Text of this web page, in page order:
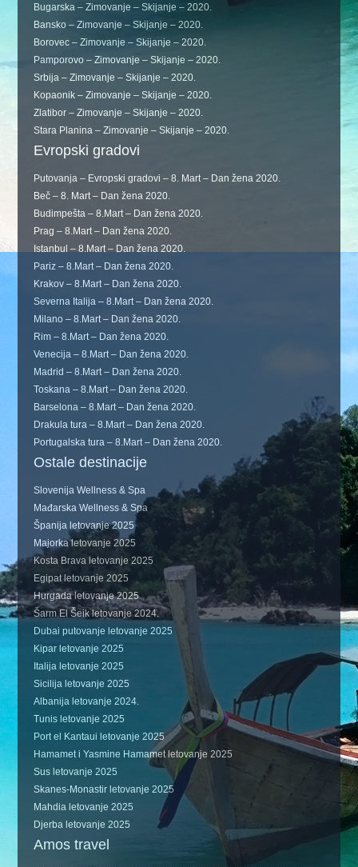
Bugarska – Zimovanje – Skijanje – 2020.
Bansko – Zimovanje – Skijanje – 2020.
Borovec – Zimovanje – Skijanje – 2020.
Pamporovo – Zimovanje – Skijanje – 2020.
Srbija – Zimovanje – Skijanje – 2020.
Kopaonik – Zimovanje – Skijanje – 2020.
Zlatibor – Zimovanje – Skijanje – 2020.
Stara Planina – Zimovanje – Skijanje – 2020.
Evropski gradovi
Putovanja – Evropski gradovi – 8. Mart – Dan žena 2020.
Beč – 8. Mart – Dan žena 2020.
Budimpešta – 8.Mart – Dan žena 2020.
Prag – 8.Mart – Dan žena 2020.
Istanbul – 8.Mart – Dan žena 2020.
Pariz – 8.Mart – Dan žena 2020.
Krakov – 8.Mart – Dan žena 2020.
Severna Italija – 8.Mart – Dan žena 2020.
Milano – 8.Mart – Dan žena 2020.
Rim – 8.Mart – Dan žena 2020.
Venecija – 8.Mart – Dan žena 2020.
Madrid – 8.Mart – Dan žena 2020.
Toskana – 8.Mart – Dan žena 2020.
Barselona – 8.Mart – Dan žena 2020.
Drakula tura – 8.Mart – Dan žena 2020.
Portugalska tura – 8.Mart – Dan žena 2020.
Ostale destinacije
Slovenija Wellness & Spa
Mađarska Wellness & Spa
Španija letovanje 2025
Majorka letovanje 2025
Kosta Brava letovanje 2025
Egipat letovanje 2025
Hurgada letovanje 2025
Šarm El Šeik letovanje 2024.
Dubai putovanje letovanje 2025
Kipar letovanje 2025
Italija letovanje 2025
Sicilija letovanje 2025
Albanija letovanje 2024.
Tunis letovanje 2025
Port el Kantaui letovanje 2025
Hamamet i Yasmine Hamamet letovanje 2025
Sus letovanje 2025
Skanes-Monastir letovanje 2025
Mahdia letovanje 2025
Djerba letovanje 2025
Amos travel